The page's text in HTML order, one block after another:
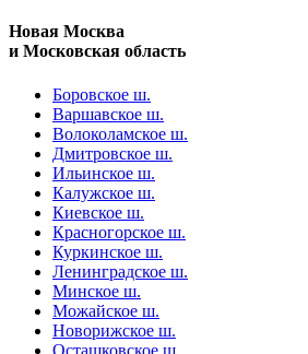
Новая Москва
и Московская область
Боровское ш.
Варшавское ш.
Волоколамское ш.
Дмитровское ш.
Ильинское ш.
Калужское ш.
Киевское ш.
Красногорское ш.
Куркинское ш.
Ленинградское ш.
Минское ш.
Можайское ш.
Новорижское ш.
Осташковское ш.